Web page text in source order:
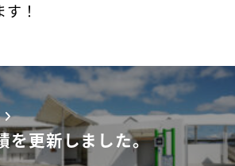
！
を更新しました。